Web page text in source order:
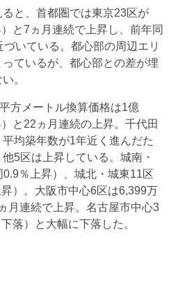
と、首都圏では東京23区が
と7ヵ月連続で上昇し、前年同
いている。都心部の周辺エリ
ているが、都心部との差が埋
。
方メートル換算価格は1億
と22ヵ月連続の上昇。千代田
均築年数が1年近く進んだた
5区は上昇している。城南・
％上昇）、城北・城東11区
）。大阪市中心6区は6,399万
月連続で上昇。名古屋市中心3
落）と大幅に下落した。